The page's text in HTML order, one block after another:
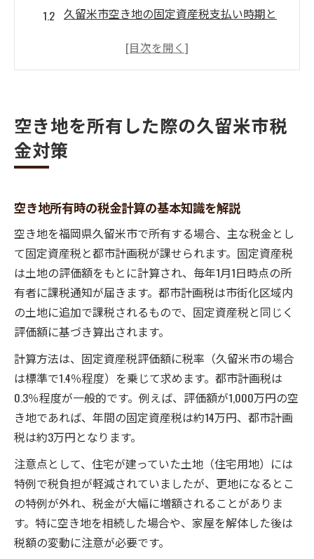
久留米市空き地の固定資産税支払い時期と
空き地の固定資産税減免活用方法と注意点
空き地の税金負担を抑える実践的対策の紹
介
税金負担を抑える空き地の工夫と実践例
は
空き地所有者が知るべき減税制度のポイン
ト
久留米市固定資産税のシミュレーション活
用例
空き地の税負担軽減に役立つ支払い方法の
選び方
賢い空き地運用で税金対策を実現するコツ
解体後の空き地にかかる税金の変化とは
空き地解体後に発生する固定資産税の特徴
空き地解体で税金が急増するリスクを検証
解体後の空き地税金増額を防ぐ準備と対策
空き地の税金増加を回避する実践アドバイ
ス
久留米市空き地の税金変化と住民税への影
響
久留米市の税減免や非課税制度を徹底解説
空き地を所有した際の久留米市税
金対策
空き地所有時の税金計算の基本知識を解説
空き地を福岡県久留米市で所有する場合、主な税金とし
て固定資産税と都市計画税が課せられます。固定資産税
は土地の評価額をもとに計算され、毎年1月1日時点の所
有者に課税通知が届きます。都市計画税は市街化区域内
の土地に追加で課税されるもので、固定資産税と同じく
評価額に基づき算出されます。
計算方法は、固定資産税評価額に税率（久留米市の場合
は標準で1.4％程度）を乗じて求めます。都市計画税は
0.3％程度が一般的です。例えば、評価額が1,000万円の空
き地であれば、年間の固定資産税は約14万円、都市計画
税は約3万円となります。
注意点として、住宅が建っていた土地（住宅用地）には
特例で税負担が軽減されていましたが、更地になるとこ
の特例が外れ、税金が大幅に増額されることがありま
す。特に空き地を相続した場合や、家屋を解体した後は
税額の変動に注意が必要です。